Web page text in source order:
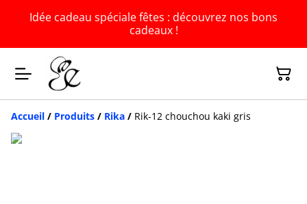
Idée cadeau spéciale fêtes : découvrez nos bons
cadeaux !
Accueil / Produits / Rika / Rik-12 chouchou kaki gris